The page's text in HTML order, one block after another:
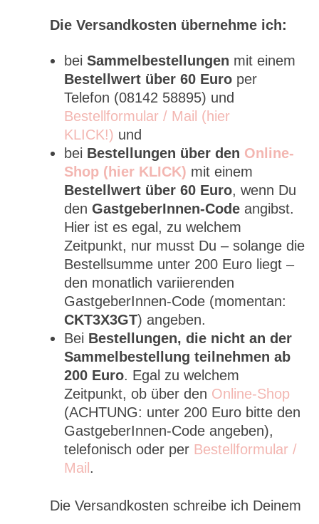
Die Versandkosten übernehme ich:
bei Sammelbestellungen mit einem
Bestellwert über 60 Euro per
Telefon (08142 58895) und
Bestellformular / Mail (hier
KLICK!) und
bei Bestellungen über den Online-
Shop (hier KLICK) mit einem
Bestellwert über 60 Euro, wenn Du
den GastgeberInnen-Code angibst.
Hier ist es egal, zu welchem
Zeitpunkt, nur musst Du – solange die
Bestellsumme unter 200 Euro liegt –
den monatlich variierenden
GastgeberInnen-Code (momentan:
CKT3X3GT) angeben.
Bei Bestellungen, die nicht an der
Sammelbestellung teilnehmen ab
200 Euro. Egal zu welchem
Zeitpunkt, ob über den Online-Shop
(ACHTUNG: unter 200 Euro bitte den
GastgeberInnen-Code angeben),
telefonisch oder per Bestellformular /
Mail .
Die Versandkosten schreibe ich Deinem